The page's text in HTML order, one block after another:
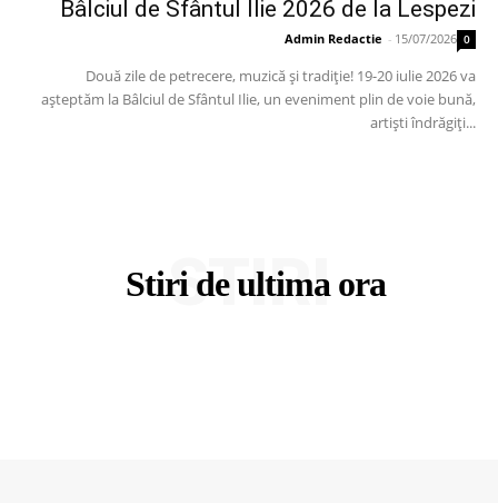
Bâlciul de Sfântul Ilie 2026 de la Lespezi
Admin Redactie - 15/07/2026 0
Două zile de petrecere, muzică și tradiție! 19-20 iulie 2026 va
așteptăm la Bâlciul de Sfântul Ilie, un eveniment plin de voie bună,
artiști îndrăgiți...
Stiri de ultima ora
STIRI